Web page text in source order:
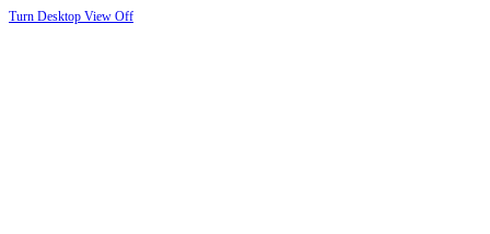
Turn Desktop View Off